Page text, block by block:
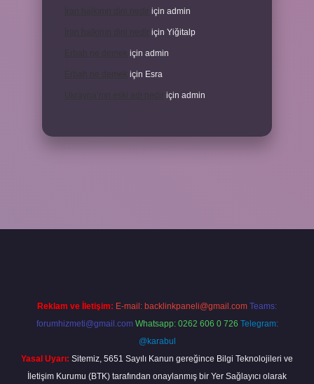
için admin
için Yiğitalp
Erbah ne demek için admin
Erbah ne demek için Esra
için admin
Reklam ve İletişim: E-mail: backlinkpaneli@gmail.com Teams:
forumhizmeti@gmail.com Whatsapp: 0262 606 0 726 Telegram:
@karabul
Yasal Uyarı: Sitemiz, 5651 Sayılı Kanun gereğince Bilgi Teknolojileri ve
İletişim Kurumu (BTK) tarafından onaylanmış bir Yer Sağlayıcı olarak